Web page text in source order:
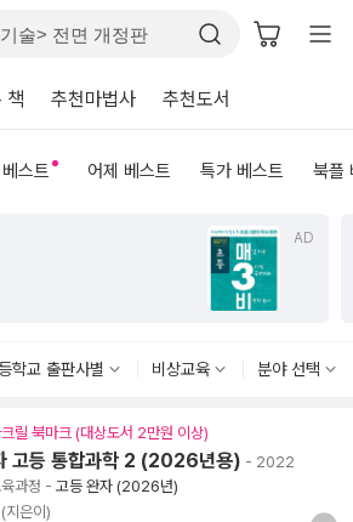
책 추천마법사 추천도서
스트 어제 베스트 특가 베스트 북플
AD
!
이여>
학교 출판사별 비상교육 분야 선택
릴 북마크 (대상도서 2만원 이상)
고등 통합과학 2 (2026년용) - 2022
과정 - 고등 완자 (2026년)
(지은이)